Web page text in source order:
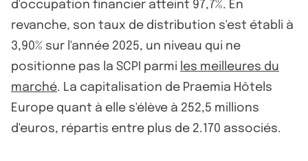
d'occupation financier atteint 97,7%. En
revanche, son taux de distribution s'est établi à
3,90% sur l'année 2025, un niveau qui ne
positionne pas la SCPI parmi les meilleures du
marché. La capitalisation de Praemia Hôtels
Europe quant à elle s'élève à 252,5 millions
d'euros, répartis entre plus de 2.170 associés.